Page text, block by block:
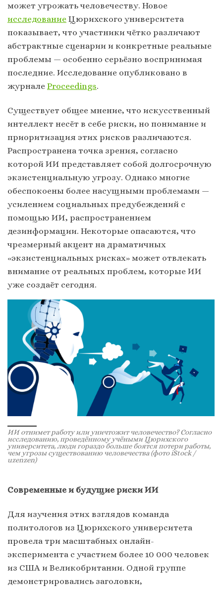
может угрожать человечеству. Новое
исследование Цюрихского университета
показывает, что участники чётко различают
абстрактные сценарии и конкретные реальные
проблемы — особенно серьёзно воспринимая
последние. Исследование опубликовано в
журнале Proceedings.
Существует общее мнение, что искусственный
интеллект несёт в себе риски, но понимание и
приоритизация этих рисков различаются.
Распространена точка зрения, согласно
которой ИИ представляет собой долгосрочную
экзистенциальную угрозу. Однако многие
обеспокоены более насущными проблемами —
усилением социальных предубеждений с
помощью ИИ, распространением
дезинформации. Некоторые опасаются, что
чрезмерный акцент на драматичных
«экзистенциальных рисках» может отвлекать
внимание от реальных проблем, которые ИИ
уже создаёт сегодня.
ИИ отнимет работу или уничтожит человечество? Согласно
исследованию, проведённому учёными Цюрихского
университета, люди гораздо больше боятся потери работы,
чем угрозы существованию человечества (фото iStock /
uzenzen)
Современные и будущие риски ИИ
Для изучения этих взглядов команда
политологов из Цюрихского университета
провела три масштабных онлайн-
эксперимента с участием более 10 000 человек
из США и Великобритании. Одной группе
демонстрировались заголовки,